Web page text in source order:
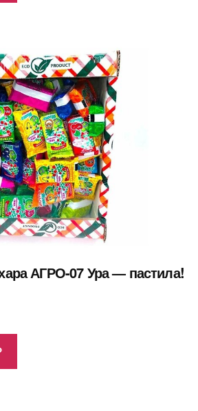
АГРО-07 Ура — пастила!